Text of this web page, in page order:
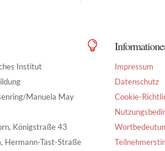
Institut
Manuela May
Königstraße 43
Hermann-Tast-Straße

Impressum
Datenschutz
Cookie-